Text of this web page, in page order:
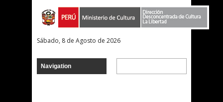
Sábado, 8 de Agosto de 2026